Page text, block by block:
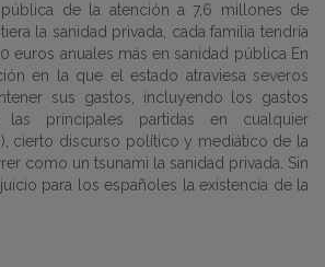
pública de la atención a 7,6 millones de
la sanidad privada, cada familia tendría
euros anuales más en sanidad pública En
en la que el estado atraviesa severos
sus gastos, incluyendo los gastos
las principales partidas en cualquier
cierto discurso político y mediático de la
como un tsunami la sanidad privada. Sin
para los españoles la existencia de la